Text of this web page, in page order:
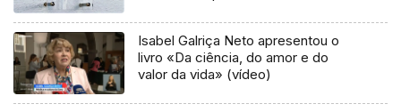
Isabel Galriça Neto apresentou o
livro «Da ciência, do amor e do
valor da vida» (vídeo)